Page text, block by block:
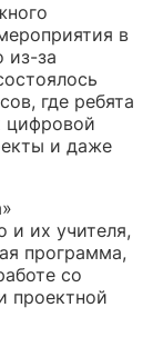
в
из-за
где ребята
цифровой
и даже
и их учителя,
программа,
со
проектной